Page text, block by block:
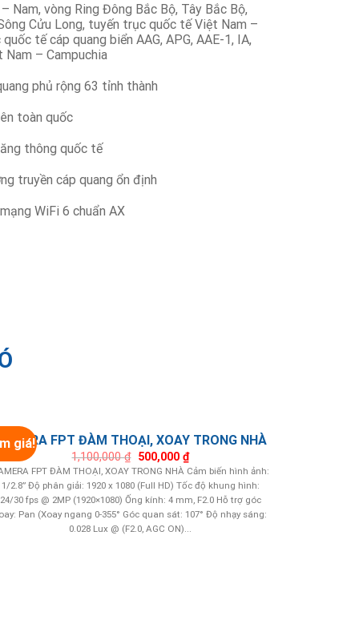
Nam, vòng Ring Đông Bắc Bộ, Tây Bắc Bộ,
Cửu Long, tuyến trục quốc tế Việt Nam –
tế cáp quang biển AAG, APG, AAE-1, IA,
– Campuchia
phủ rộng 63 tỉnh thành
toàn quốc
thông quốc tế
truyền cáp quang ổn định
WiFi 6 chuẩn AX
giá! FPT ĐÀM THOẠI, XOAY TRONG NHÀ
1,100,000₫ Giá
gốc
là:
1,100,000 ₫.
500,000 ₫Giá
hiện
tại
là:
500,000 ₫.
FPT ĐÀM THOẠI, XOAY TRONG NHÀ Cảm biến hình ảnh:
1/2.8” Độ phân giải: 1920 x 1080 (Full HD) Tốc độ khung hình:
24/30 fps @ 2MP (1920×1080) Ống kính: 4 mm, F2.0 Hỗ trợ góc
Pan (Xoay ngang 0-355° Góc quan sát: 107° Độ nhạy sáng:
0.028 Lux @ (F2.0, AGC ON)...